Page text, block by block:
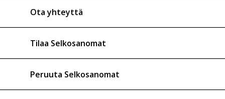
Ota yhteyttä
Tilaa Selkosanomat
Peruuta Selkosanomat